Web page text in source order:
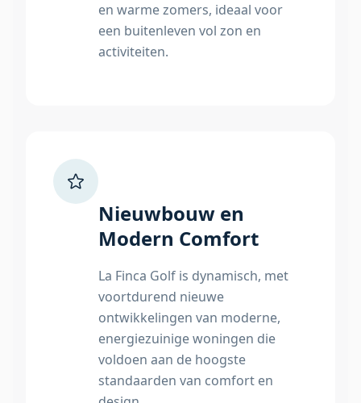
en warme zomers, ideaal voor
een buitenleven vol zon en
activiteiten.
Nieuwbouw en
Modern Comfort
La Finca Golf is dynamisch, met
voortdurend nieuwe
ontwikkelingen van moderne,
energiezuinige woningen die
voldoen aan de hoogste
standaarden van comfort en